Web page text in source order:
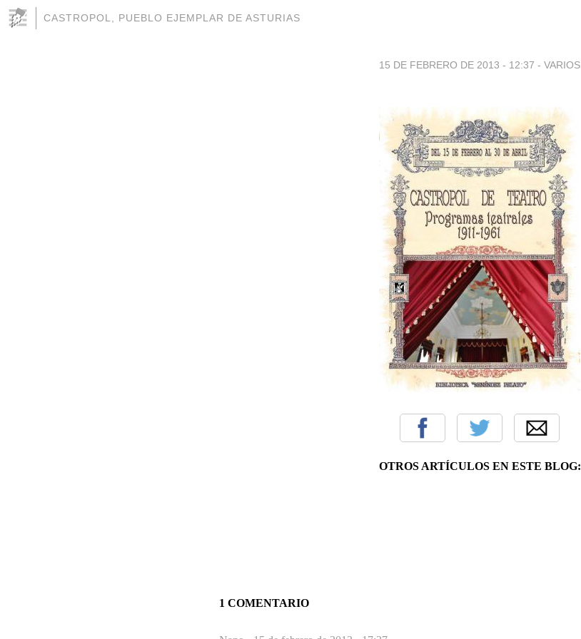
CASTROPOL, PUEBLO EJEMPLAR DE ASTURIAS
15 DE FEBRERO DE 2013 - 12:37 - VARIOS
OTROS ARTÍCULOS EN ESTE BLOG:
1 COMENTARIO